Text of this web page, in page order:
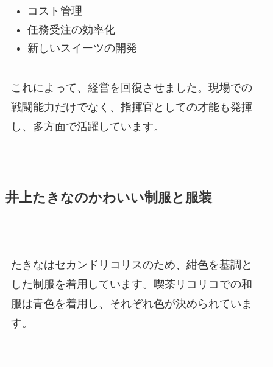
コスト管理
任務受注の効率化
新しいスイーツの開発
これによって、経営を回復させました。現場での
戦闘能力だけでなく、指揮官としての才能も発揮
し、多方面で活躍しています。
井上たきなのかわいい制服と服装
たきなはセカンドリコリスのため、紺色を基調と
した制服を着用しています。喫茶リコリコでの和
服は青色を着用し、それぞれ色が決められていま
す。